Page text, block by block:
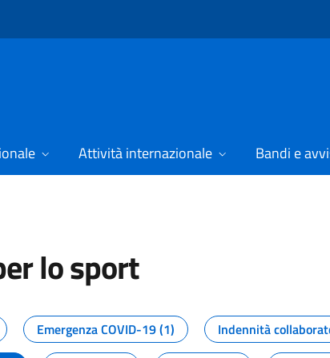
Attività internazionale Bandi e
lo sport
dal Dipartimento per lo
Emergenza COVID-19 (1) Indennità